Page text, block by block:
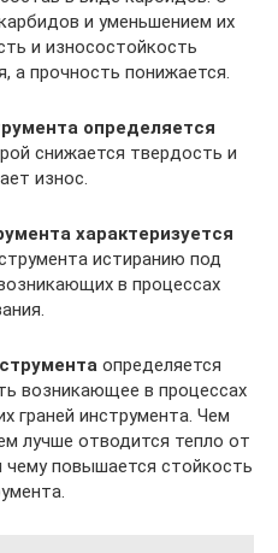
и уменьшением их
и износостойкость
а прочность понижается.
определяется
снижается твердость и
износ.
характеризуется
истиранию под
в процессах
определяется
возникающее в процессах
граней инструмента. Чем
лучше отводится тепло от
повышается стойкость